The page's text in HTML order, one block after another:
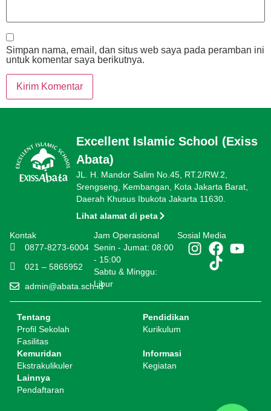
Simpan nama, email, dan situs web saya pada peramban ini
untuk komentar saya berikutnya.
Excellent Islamic School (Exiss
Abata)
JL. H. Mandor Salim No.45, RT.2/RW.2,
Srengseng, Kembangan, Kota Jakarta Barat,
Daerah Khusus Ibukota Jakarta 11630.
Lihat alamat di peta
Kontak
0877-8273-6004
021 – 5865952
admin@abata.sch.id
Jam Operasional
Senin - Jumat: 08:00
- 15:00
Sabtu & Minggu:
Libur
Sosial Media
Tentang
Profil Sekolah
Fasilitas
Pendidikan
Kurikulum
Kemuridan
Ekstrakulikuler
Informasi
Kegiatan
Lainnya
Pendaftaran